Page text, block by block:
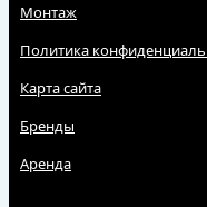
Монтаж
Политика
Карта сайта
Бренды
Аренда